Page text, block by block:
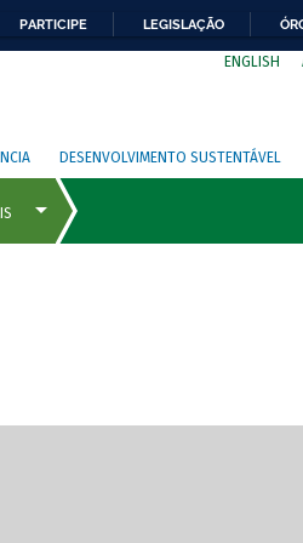
PARTICIPE LEGISLAÇÃO
ENGLISH
DESENVOLVIMENTO SUSTENTÁVEL
de